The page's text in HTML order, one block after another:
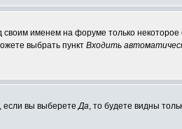
своим именем на форуме только
выбрать пункт Входить
, если вы выберетеДа, то будете видны